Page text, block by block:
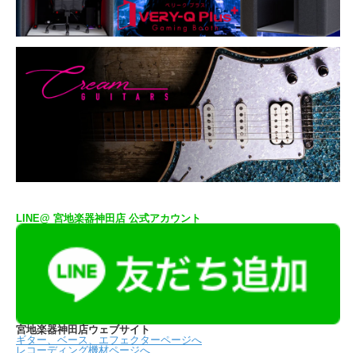
LINE@ 宮地楽器神田店 公式アカウント
宮地楽器神田店ウェブサイト
ギター、ベース、エフェクターページへ
レコーディング機材ページへ